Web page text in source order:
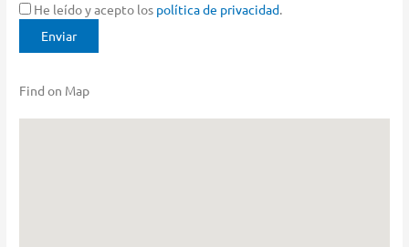
He leído y acepto los política de privacidad.
Find on Map